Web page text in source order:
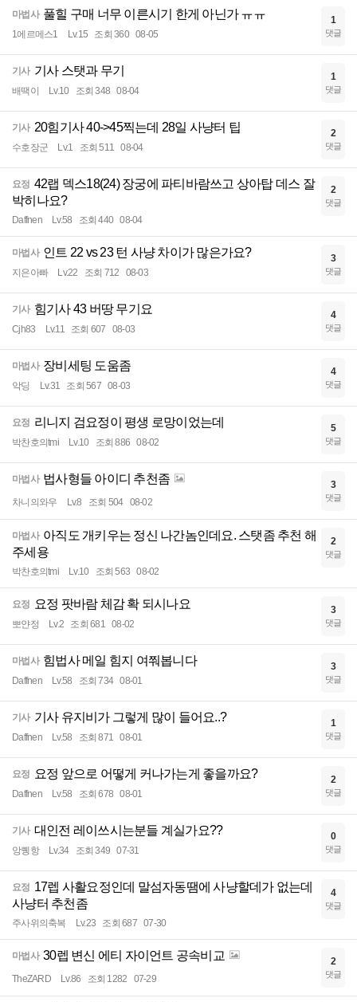
마법사 풀힐 구매 너무 이른시기 한게 아닌가 ㅠㅠ
1에르메스1 Lv.15 조회 360 08-05
1
댓글
기사 기사 스탯과 무기
배땍이 Lv.10 조회 348 08-04
1
댓글
기사 20힘기사 40->45찍는데 28일 사냥터 팁
수호장군 Lv.1 조회 511 08-04
2
댓글
요정 42랩 덱스18(24) 장궁에 파티바람쓰고 상아탑 데스 잘
박히나요?
Daffnen Lv.58 조회 440 08-04
2
댓글
마법사 인트 22 vs 23 턴 사냥 차이가 많은가요?
지은아빠 Lv.22 조회 712 08-03
3
댓글
기사 힘기사 43 버땅 무기요
Cjh83 Lv.11 조회 607 08-03
4
댓글
마법사 장비세팅 도움좀
악딩 Lv.31 조회 567 08-03
4
댓글
요정 리니지 검요정이 평생 로망이었는데
박찬호의tmi Lv.10 조회 886 08-02
5
댓글
마법사 법사형들 아이디 추천좀
차니의와우 Lv.8 조회 504 08-02
3
댓글
마법사 아직도 개키우는 정신 나간놈인데요. 스탯좀 추천 해
주세용
박찬호의tmi Lv.10 조회 563 08-02
2
댓글
요정 요정 팟바람 체감 확 되시나요
뽀얀정 Lv.2 조회 681 08-02
3
댓글
마법사 힘법사 메일 힘지 여쭤봅니다
Daffnen Lv.58 조회 734 08-01
3
댓글
기사 기사 유지비가 그렇게 많이 들어요..?
Daffnen Lv.58 조회 871 08-01
1
댓글
요정 요정 앞으로 어떻게 커나가는게 좋을까요?
Daffnen Lv.58 조회 678 08-01
2
댓글
기사 대인전 레이쓰시는분들 계실가요??
앙퀭항 Lv.34 조회 349 07-31
0
댓글
요정 17렙 사활요정인데 말섬자동땜에 사냥할데가 없는데
사냥터 추천좀
주사위의축복 Lv.23 조회 687 07-30
4
댓글
마법사 30렙 변신 에티 자이언트 공속비교
TheZARD Lv.86 조회 1282 07-29
2
댓글